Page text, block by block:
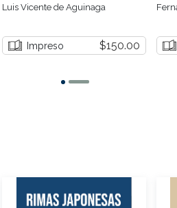
Luis Vicente de Aguinaga
Impreso $150.00